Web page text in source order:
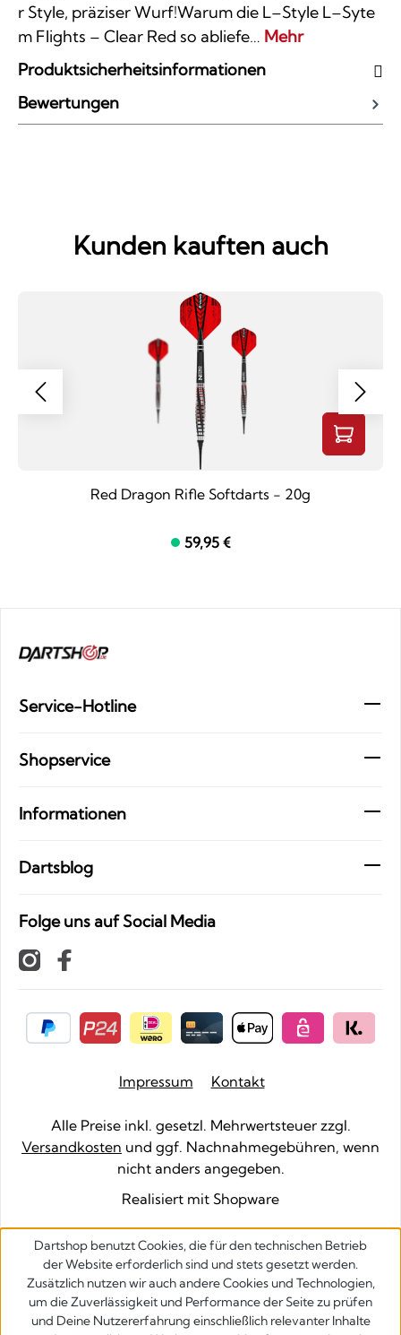
r Style, präziser Wurf!Warum die L–Style L–Syte
m Flights – Clear Red so abliefe… Mehr
Produktsicherheitsinformationen
Bewertungen
Kunden kauften auch
Red Dragon Rifle Softdarts - 20g
59,95 €
Service-Hotline
Shopservice
Informationen
Dartsblog
Folge uns auf Social Media
Impressum Kontakt
Alle Preise inkl. gesetzl. Mehrwertsteuer zzgl.
Versandkosten und ggf. Nachnahmegebühren, wenn
nicht anders angegeben.
Realisiert mit Shopware
Dartshop benutzt Cookies, die für den technischen Betrieb
der Website erforderlich sind und stets gesetzt werden.
Zusätzlich nutzen wir auch andere Cookies und Technologien,
um die Zuverlässigkeit und Performance der Seite zu prüfen
und Deine Nutzererfahrung einschließlich relevanter Inhalte